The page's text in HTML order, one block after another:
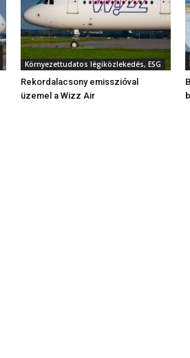
Környezettudatos légiközlekedés, ESG
Rekordalacsony emisszióval
üzemel a Wizz Air